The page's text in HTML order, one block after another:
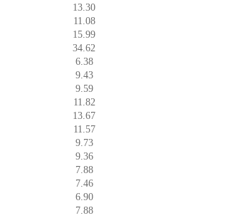
13.30
11.08
15.99
34.62
6.38
9.43
9.59
11.82
13.67
11.57
9.73
9.36
7.88
7.46
6.90
7.88